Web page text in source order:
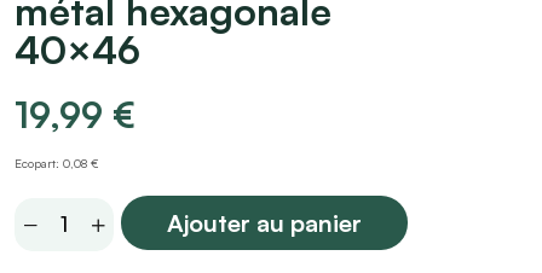
métal hexagonale
40×46
19,99 €
Ecopart: 0,08 €
Etagère
Ajouter au panier